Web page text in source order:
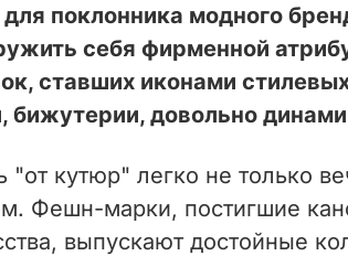
поклонника модного
себя фирменной
ставших иконами
бижутерии, довольно
"от кутюр" легко не только
Фешн-марки, постигшие
выпускают достойные